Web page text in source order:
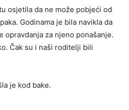
osjetila da ne može pobjeći od
Godinama je bila navikla da
opravdanja za njeno ponašanje.
Čak su i naši roditelji bili
je kod bake.